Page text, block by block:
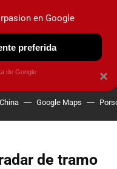
OBSERVATORIO
China Google Maps
de tramo
×
en Google
preferida
de Google